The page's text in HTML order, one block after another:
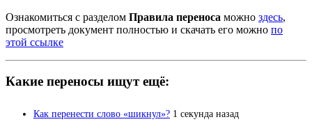
Ознакомиться с разделом Правила переноса можно здесь,
просмотреть документ полностью и скачать его можно по
этой ссылке
Какие переносы ищут ещё:
Как перенести слово «шикнул»? 1 секунда назад